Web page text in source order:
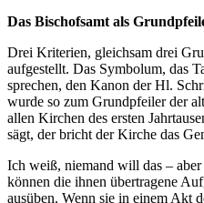
Das Bischofsamt als
Drei Kriterien, gleichsam drei
aufgestellt. Das Symbolum, das
sprechen, den Kanon der Hl.
wurde so zum Grundpfeiler der
allen Kirchen des ersten
sägt, der bricht der Kirche das
Ich weiß, niemand will das –
können die ihnen übertragene
ausüben. Wenn sie in einem Akt